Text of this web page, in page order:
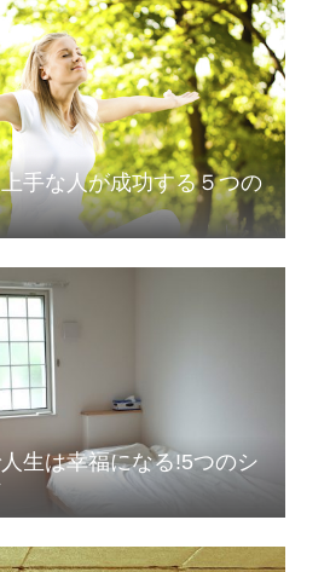
手な人が成功する５つの
生は幸福になる!5つのシ